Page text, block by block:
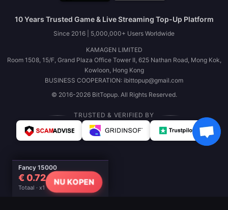
Fancy 15000
€ 0.72
Totaal · x1
NU KOPEN
10 Years Trusted Game & Live Streaming Top-Up Platform
Since 2016 | 5,000,000+ Users Worldwide
KAMAGEN LIMITED
Room 1508, 15/F, Grand Plaza Office Tower II, 625 Nathan Road, Mong Kok,
Kowloon, Hong Kong
BUSINESS COOPERATION: ibittopup@gmail.com
© 2016-2026 BitTopup. All Rights Reserved.
TRUSTED & VERIFIED BY